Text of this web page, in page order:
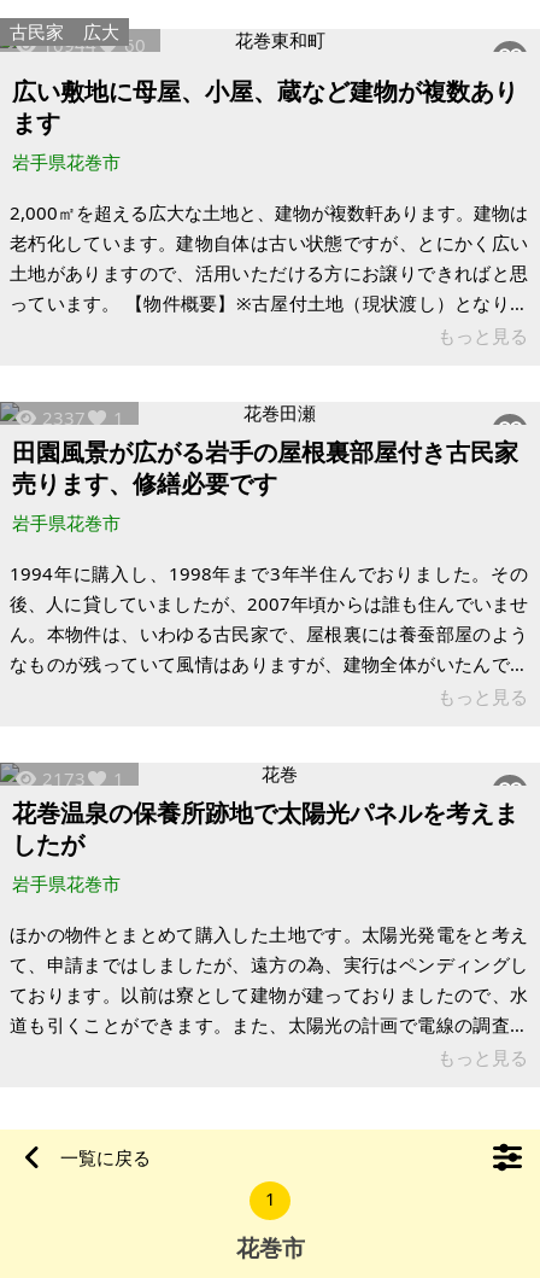
ぐ入居可能です(荷物、家具等なし)。相場的には、1,800～
2,000万円位のレベルの住宅です。 駐車場、角地、システムキ
ッチン、エコキュート、太陽光発電、エアコン、光ファイバ
ー、物置、ガレージ、床暖房、庭木、門・塀、ベランダ、TVイ
ンターホン
10944 60
古民家 広大
広い敷地に母屋、小屋、蔵など建物が複数あり
ます
岩手県花巻市
2,000㎡を超える広大な土地と、建物が複数軒あります。建物は
老朽化しています。建物自体は古い状態ですが、とにかく広い
土地がありますので、活用いただける方にお譲りできればと思
っています。 【物件概要】※古屋付土地（現状渡し）となりま
す 場所：岩手県花巻市東和町下浮田 土地：2,382.5㎡ 建物：
もっと見る
2337 1
田園風景が広がる岩手の屋根裏部屋付き古民家
売ります、修繕必要です
岩手県花巻市
1994年に購入し、1998年まで3年半住んでおりました。その
後、人に貸していましたが、2007年頃からは誰も住んでいませ
ん。本物件は、いわゆる古民家で、屋根裏には養蚕部屋のよう
なものが残っていて風情はありますが、建物全体がいたんでお
り、雨漏れや床の傾きが見られます。下の市道から細い坂道を
眼下に田瀬湖を望む見晴らしの良い土地です。冬季は、除雪は
自分でやらないといけません。こんな状況でよろしければ、お
引き受けください。そして、このように修繕が必要なため、内
見の際には、工事会社の方な
もっと見る
2173 1
花巻温泉の保養所跡地で太陽光パネルを考えま
したが
岩手県花巻市
ほかの物件とまとめて購入した土地です。太陽光発電をと考え
て、申請まではしましたが、遠方の為、実行はペンディングし
ております。以前は寮として建物が建っておりましたので、水
道も引くことができます。また、太陽光の計画で電線の調査も
してますので、電気も利用できるのかと思います。建築の際に
近です。近隣に温泉旅館あります。 【物件概要】 場所：岩手県
花巻市湯口 字大沢149-1、151-6 JR東北本線「花巻」駅から
車で20分 用途地域なし（非線引き区域） 地積：3,264.14㎥
もっと見る
一覧に戻る
1
花巻市